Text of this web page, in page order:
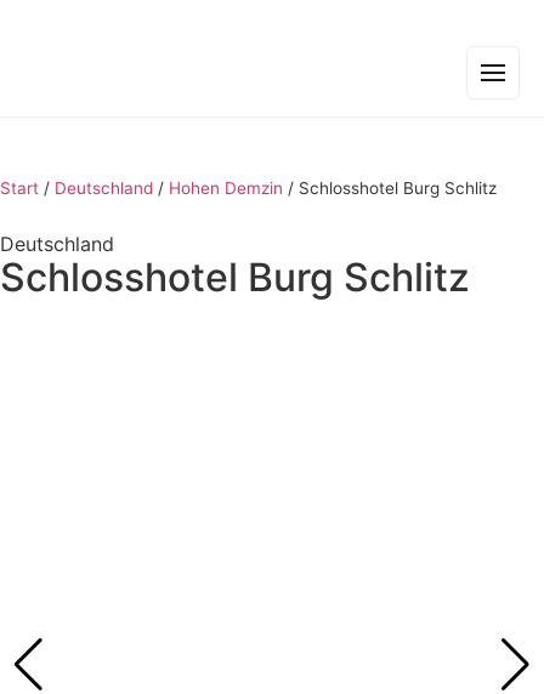
Start / Deutschland / Hohen Demzin / Schlosshotel Burg Schlitz
Deutschland
Schlosshotel Burg Schlitz